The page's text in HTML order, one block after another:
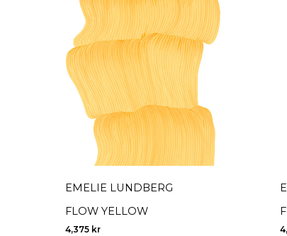
EMELIE LUNDBERG
FLOW YELLOW
4,375 kr